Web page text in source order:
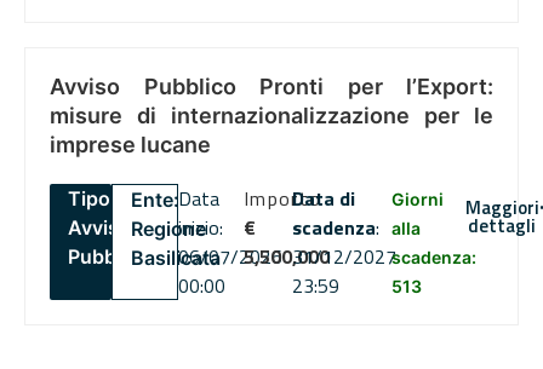
Avviso Pubblico Pronti per l’Export:
misure di internazionalizzazione per le
imprese lucane
Tipo:
Avviso
Pubblico
Ente:
Regione
Basilicata
Data
inizio:
06/07/2026
00:00
Importo
€
5,500,000
Data di
scadenza:
31/12/2027
23:59
Giorni
alla
scadenza:
513
Maggiori
dettagli